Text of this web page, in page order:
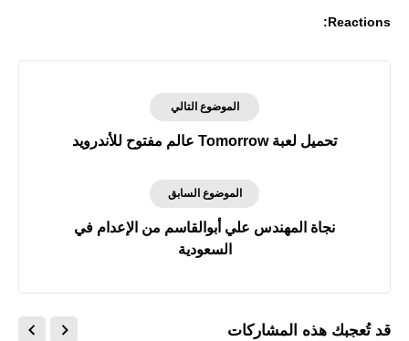
Reactions:
الموضوع التالي
تحميل لعبة Tomorrow عالم مفتوح للأندرويد
الموضوع السابق
نجاة المهندس علي أبوالقاسم من الإعدام في
السعودية
قد تُعجبك هذه المشاركات